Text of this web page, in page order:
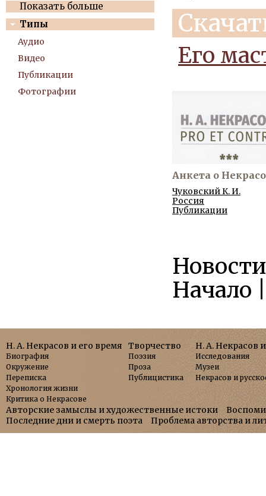
Показать больше
Типы
Аудио
Видео
Публикации
Фотографии
Его
Анкета о
Чуковский К. И.
Россия
Публикации
Начало
Н. А. Некрасов и его время
Биография
Окружение
Переписка
Хронология жизни
Критика о Некрасове
Творчество
Поэзия
Проза
Публицистика
Н. А. Некрасов
Исследования
Музеи
Некрасов и
Авторские замыслы и художественные истоки
Последние дни и смерть поэта
Проблема авторства и